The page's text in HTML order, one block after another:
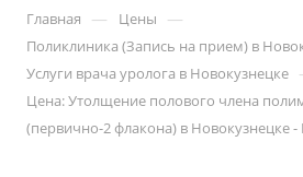
Главная — Цены —
Поликлиника (Запись на прием) в
Услуги врача уролога в Новокузнецке
Цена: Утолщение полового члена
(первично-2 флакона) в Новокузнецке